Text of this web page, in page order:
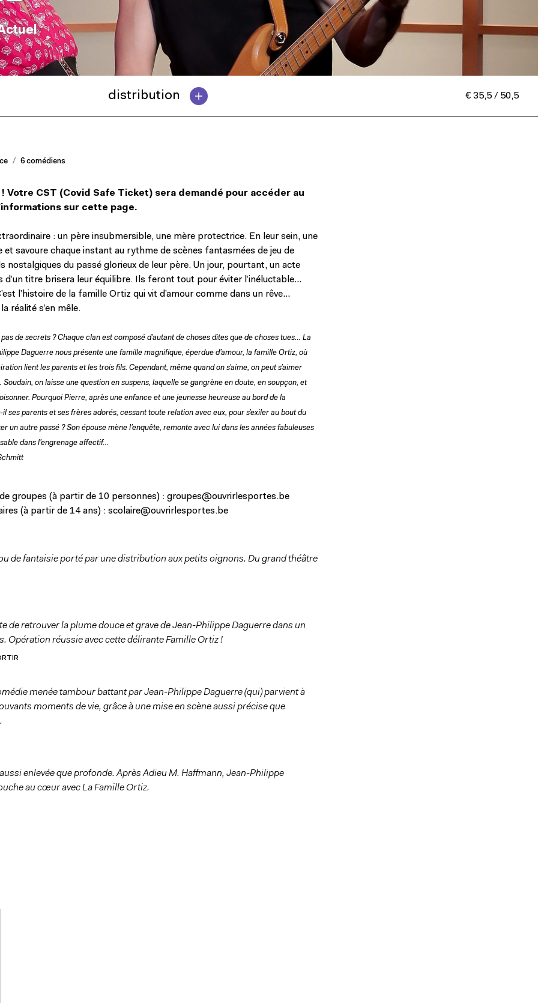
distribution € 35,5 / 50,5
6 comédiens
! Votre CST (Covid Safe Ticket) sera demandé pour accéder au
sur cette page.
: un père insubmersible, une mère protectrice. En leur sein, une
savoure chaque instant au rythme de scènes fantasmées de jeu de
nostalgiques du passé glorieux de leur père. Un jour, pourtant, un acte
d’un titre brisera leur équilibre. Ils feront tout pour éviter l’inéluctable…
l’histoire de la famille Ortiz qui vit d’amour comme dans un rêve…
la réalité s’en mêle.
pas de secrets ? Chaque clan est composé d’autant de choses dites que de choses tues… La
Daguerre nous présente une famille magnifique, éperdue d’amour, la famille Ortiz, où
lient les parents et les trois fils. Cependant, même quand on s’aime, on peut s’aimer
on laisse une question en suspens, laquelle se gangrène en doute, en soupçon, et
Pourquoi Pierre, après une enfance et une jeunesse heureuse au bord de la
ses parents et ses frères adorés, cessant toute relation avec eux, pour s’exiler au bout du
un autre passé ? Son épouse mène l’enquête, remonte avec lui dans les années fabuleuses
dans l’engrenage affectif…
groupes (à partir de 10 personnes) : groupes@ouvrirlesportes.be
(à partir de 14 ans) : scolaire@ouvrirlesportes.be
de fantaisie porté par une distribution aux petits oignons. Du grand théâtre
de retrouver la plume douce et grave de Jean-Philippe Daguerre dans un
Opération réussie avec cette délirante Famille Ortiz !
menée tambour battant par Jean-Philippe Daguerre (qui) parvient à
moments de vie, grâce à une mise en scène aussi précise que
enlevée que profonde. Après Adieu M. Haffmann, Jean-Philippe
au cœur avec La Famille Ortiz.